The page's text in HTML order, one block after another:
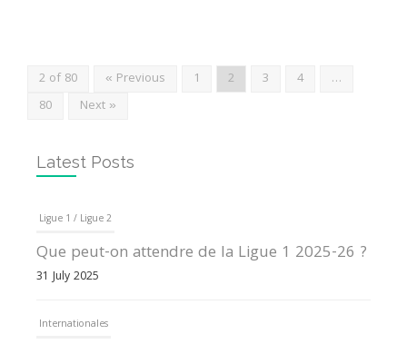
2 of 80 « Previous 1 2 3 4
…
80
Next »
Latest Posts
Ligue 1 / Ligue 2
Que peut-on attendre de la Ligue 1 2025-26 ?
31 July 2025
Internationales